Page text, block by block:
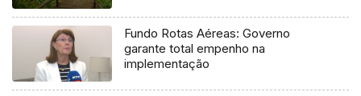
Fundo Rotas Aéreas: Governo
garante total empenho na
implementação